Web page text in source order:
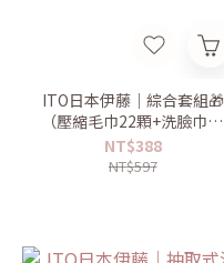
ITO日本伊藤｜綜合套組🎁
（壓縮毛巾22顆+洗臉巾60
抽）
NT$388
NT$597